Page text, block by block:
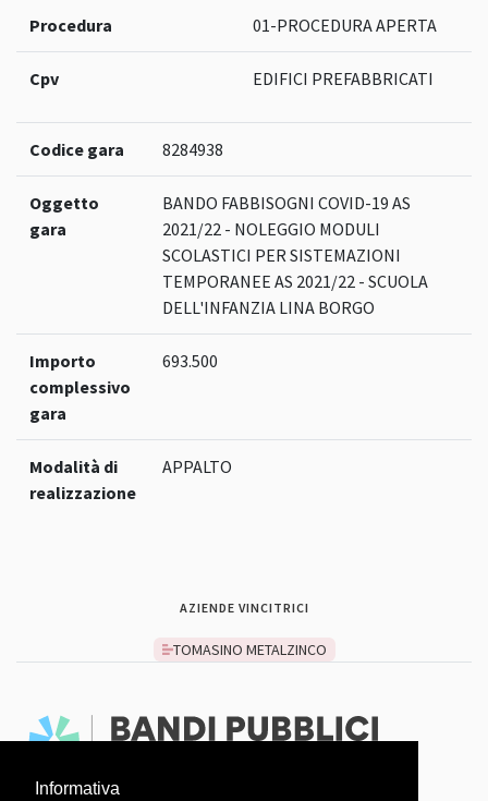
Informativa
Procedura 01-PROCEDURA APERTA
Cpv EDIFICI PREFABBRICATI
Codice gara 8284938
Oggetto
gara
BANDO FABBISOGNI COVID-19 AS
2021/22 - NOLEGGIO MODULI
SCOLASTICI PER SISTEMAZIONI
TEMPORANEE AS 2021/22 - SCUOLA
DELL'INFANZIA LINA BORGO
Importo
complessivo
gara
693.500
Modalità di
realizzazione
APPALTO
AZIENDE VINCITRICI
TOMASINO METALZINCO